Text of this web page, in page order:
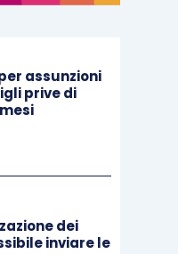
assunzioni
prive di
dei
inviare le